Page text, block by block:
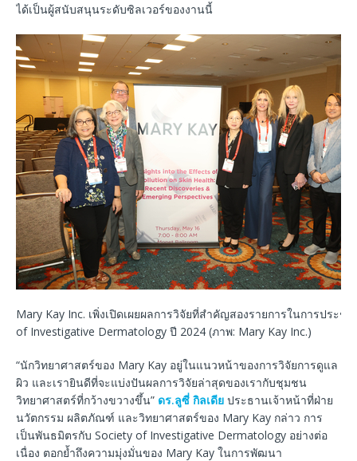
ได้เป็นผู้สนับสนุนระดับซิลเวอร์ของงานนี้
Mary Kay Inc. เพิ่งเปิดเผยผลการวิจัยที่สำคัญสองรายการในการประชุ
of Investigative Dermatology ปี 2024 (ภาพ: Mary Kay Inc.)
“นักวิทยาศาสตร์ของ Mary Kay อยู่ในแนวหน้าของการวิจัยการดูแล
ผิว และเรายินดีที่จะแบ่งปันผลการวิจัยล่าสุดของเรากับชุมชน
วิทยาศาสตร์ที่กว้างขวางขึ้น” ดร.ลูซี่ กิลเดีย ประธานเจ้าหน้าที่ฝ่าย
นวัตกรรม ผลิตภัณฑ์ และวิทยาศาสตร์ของ Mary Kay กล่าว การ
เป็นพันธมิตรกับ Society of Investigative Dermatology อย่างต่อ
เนื่อง ตอกย้ำถึงความมุ่งมั่นของ Mary Kay ในการพัฒนา